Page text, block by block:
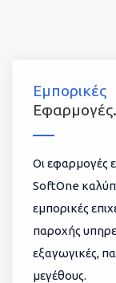
Εμπορικές
Εφαρμογές.
Οι εφαρμογές
SoftOne
εμπορικές
παροχής
εξαγωγικές,
μεγέθους.